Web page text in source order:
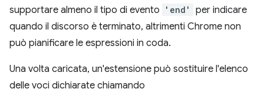
supportare almeno il tipo di evento
'end'
per indicare
quando il discorso è terminato, altrimenti Chrome non
può pianificare le espressioni in coda.
Una volta caricata, un'estensione può sostituire l'elenco
delle voci dichiarate chiamando